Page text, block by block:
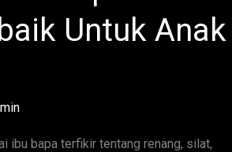
Untuk Anak
ibu bapa terfikir tentang renang, silat,